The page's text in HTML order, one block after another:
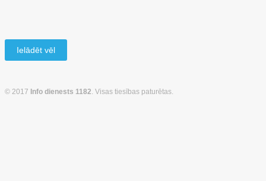
Ielādēt vēl
© 2017 Info dienests 1182. Visas tiesības paturētas.